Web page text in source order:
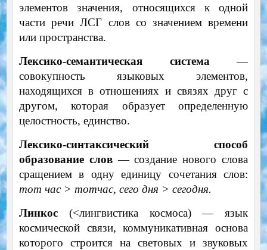
элементов значения, относящихся к одной
части речи ЛСГ слов со значением времени
или пространства.
Лексико-семантическая система —
совокупность языковых элементов,
находящихся в отношениях и связях друг с
другом, которая образует определенную
целостность, единство.
Лексико-синтаксический способ
образование слов— создание нового слова
сращением в одну единицу сочетания слов:
тот час > тотчас, сего дня > сегодня.
Линкос(<лингвистика космоса) — язык
космической связи, коммуникативная основа
которого строится на световых и звуковых